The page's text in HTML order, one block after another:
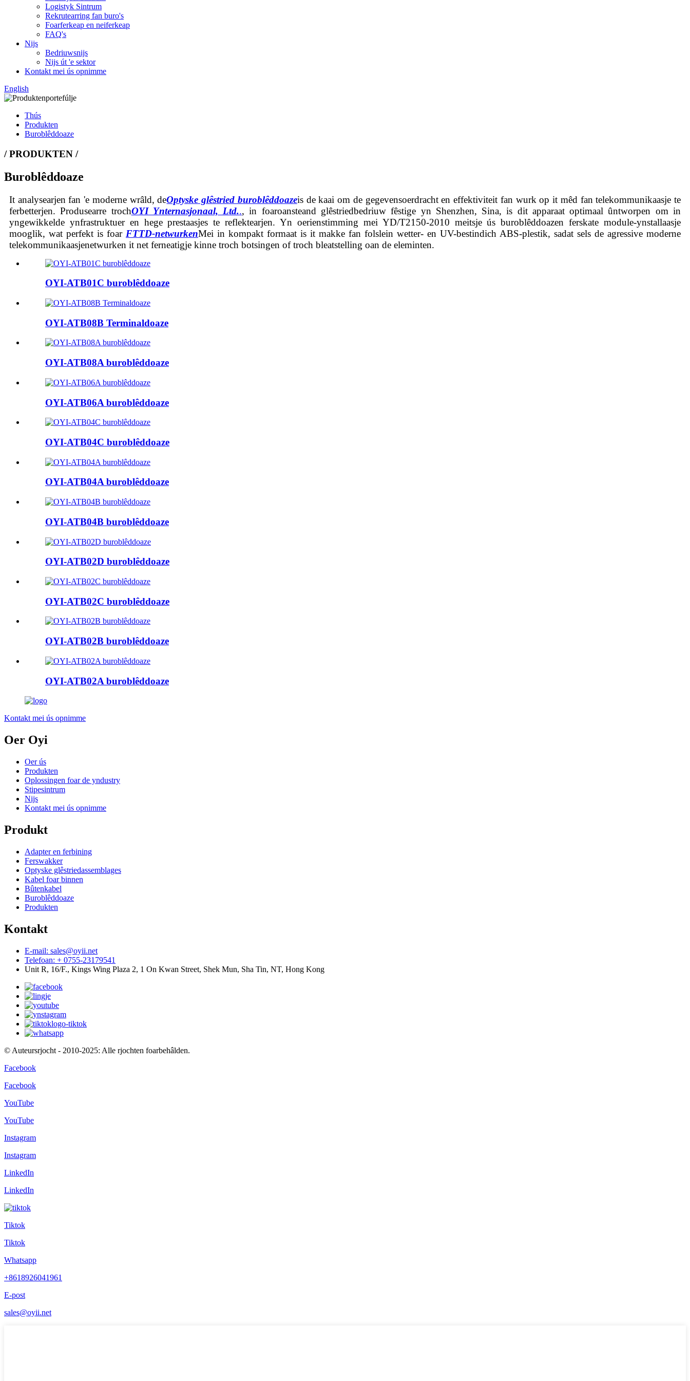
Logistyk Sintrum
Rekrutearring fan buro's
Foarferkeap en neiferkeap
FAQ's
Nijs
Bedriuwsnijs
Nijs út 'e sektor
Kontakt mei ús opnimme
English
Thús
Produkten
Buroblêddoaze
/ PRODUKTEN /
Buroblêddoaze
It analysearjen fan 'e moderne wrâld, deOptyske glêstried buroblêddoazeis de kaai om de gegevensoerdracht en effektiviteit fan wurk op it mêd fan telekommunikaasje te
ferbetterjen. Produsearre trochOYI Ynternasjonaal, Ltd.., in foaroansteand glêstriedbedriuw fêstige yn Shenzhen, Sina, is dit apparaat optimaal ûntworpen om in
yngewikkelde ynfrastruktuer en hege prestaasjes te reflektearjen. Yn oerienstimming mei YD/T2150-2010 meitsje ús buroblêddoazen ferskate module-ynstallaasje
mooglik, wat perfekt is foar FTTD-netwurkenMei in kompakt formaat is it makke fan folslein wetter- en UV-bestindich ABS-plestik, sadat sels de agressive moderne
telekommunikaasjenetwurken it net ferneatigje kinne troch botsingen of troch bleatstelling oan de eleminten.
OYI-ATB01C buroblêddoaze
OYI-ATB08B Terminaldoaze
OYI-ATB08A buroblêddoaze
OYI-ATB06A buroblêddoaze
OYI-ATB04C buroblêddoaze
OYI-ATB04A buroblêddoaze
OYI-ATB04B buroblêddoaze
OYI-ATB02D buroblêddoaze
OYI-ATB02C buroblêddoaze
OYI-ATB02B buroblêddoaze
OYI-ATB02A buroblêddoaze
Kontakt mei ús opnimme
Oer Oyi
Oer ús
Produkten
Oplossingen foar de yndustry
Stipesintrum
Nijs
Kontakt mei ús opnimme
Produkt
Adapter en ferbining
Ferswakker
Optyske glêstriedassemblages
Kabel foar binnen
Bûtenkabel
Buroblêddoaze
Produkten
Kontakt
E-mail: sales@oyii.net
Telefoan: + 0755-23179541
Unit R, 16/F., Kings Wing Plaza 2, 1 On Kwan Street, Shek Mun, Sha Tin, NT, Hong Kong
© Auteursrjocht - 2010-2025: Alle rjochten foarbehâlden.
Facebook
Facebook
YouTube
YouTube
Instagram
Instagram
LinkedIn
LinkedIn
Tiktok
Tiktok
Whatsapp
+8618926041961
E-post
sales@oyii.net